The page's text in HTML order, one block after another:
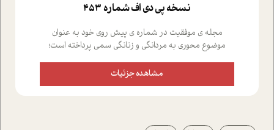
نسخه پي دي اف شماره 453
مجله ی موفقیت در شماره ی پیش روی خود به عنوان
موضوع محوری به مردانگی و زنانگی سمی پرداخته است؛
علیخواه، جامعه شناس در بخش های مختلف تلاش کرده ایم
از دریچه های گوناگون به این موضوع مهم بپردازیم.فصل
پیرامون آن آشنا می کند.در بخش دو فنجان داغ به سراغ افرادی
مشاهده جزئیات